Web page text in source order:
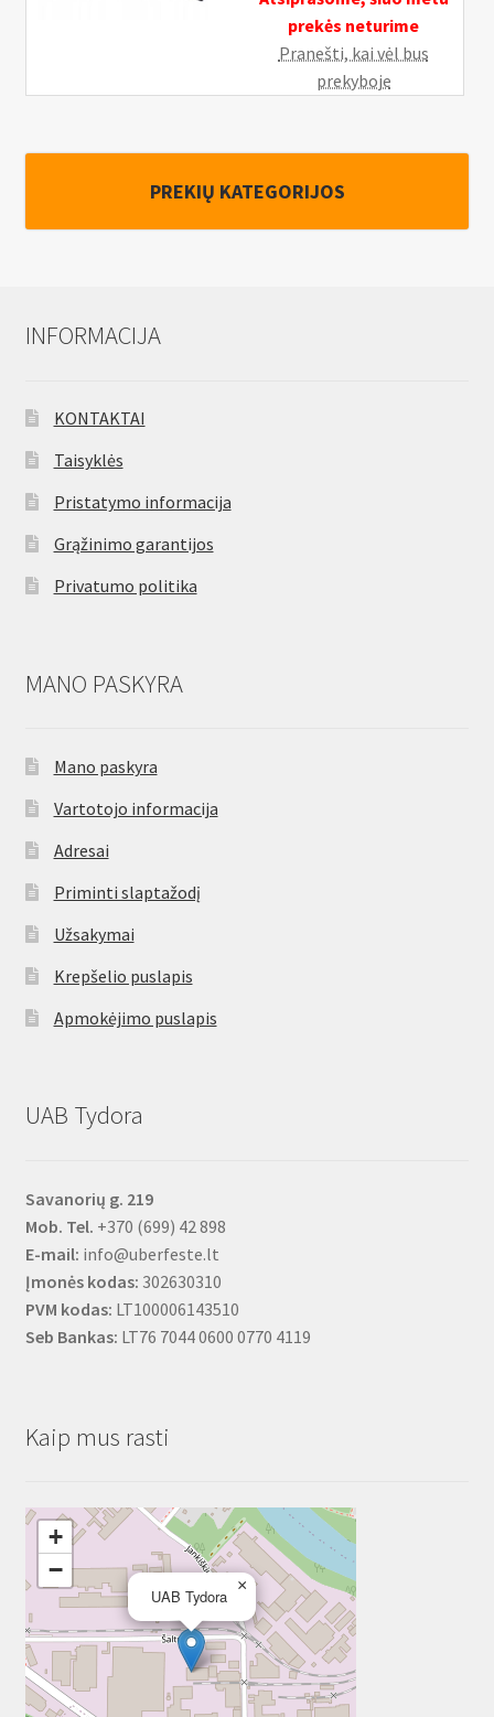
prekės neturime
Pranešti, kai vėl bus
prekyboje
PREKIŲ KATEGORIJOS
INFORMACIJA
KONTAKTAI
Taisyklės
Pristatymo informacija
Grąžinimo garantijos
Privatumo politika
MANO PASKYRA
Mano paskyra
Vartotojo informacija
Adresai
Priminti slaptažodį
Užsakymai
Krepšelio puslapis
Apmokėjimo puslapis
UAB Tydora
Savanorių g. 219
Mob. Tel. +370 (699) 42 898
E-mail: info@uberfeste.lt
Įmonės kodas: 302630310
PVM kodas: LT100006143510
Seb Bankas: LT76 7044 0600 0770 4119
Kaip mus rasti
UAB Tydora
×
+
−